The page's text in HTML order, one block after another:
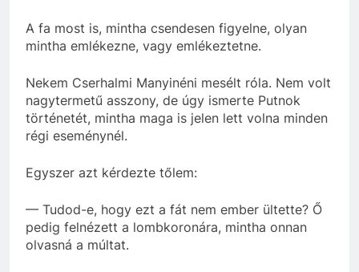
A fa most is, mintha csendesen figyelne, olyan
mintha emlékezne, vagy emlékeztetne.
Nekem Cserhalmi Manyinéni mesélt róla. Nem volt
nagytermetű asszony, de úgy ismerte Putnok
történetét, mintha maga is jelen lett volna minden
régi eseménynél.
Egyszer azt kérdezte tőlem:
— Tudod-e, hogy ezt a fát nem ember ültette? Ő
pedig felnézett a lombkoronára, mintha onnan
olvasná a múltat.